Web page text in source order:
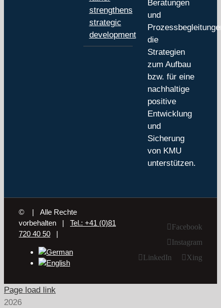
strengthens
strategic
development
Beratungen
und
die
Strategien
zum Aufbau
bzw. für eine
nachhaltige
positive
Entwicklung
und
Sicherung
von KMU
unterstützen.
©
| Alle Rechte
vorbehalten | Tel.: +41 (0)81
720 40 50 |
Facebook
Instagram
LinkedIn
Xing
Page load link
2026